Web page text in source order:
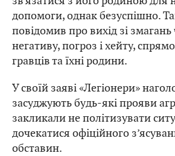
допомоги, однак безуспішно.
повідомив про вихід зі
негативу, погроз і хейту,
гравців та їхні родини.
У своїй заяві «Легіонери»
засуджують будь-які прояви
закликали не політизувати
дочекатися офіційного
обставин.